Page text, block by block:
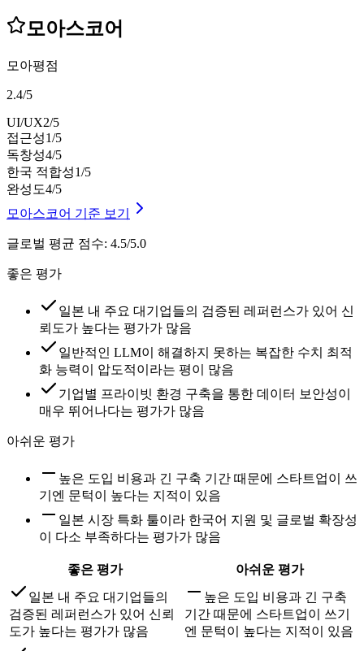
모아스코어
모아평점
2.4/5
UI/UX2/5
접근성1/5
독창성4/5
한국 적합성1/5
완성도4/5
모아스코어 기준 보기
글로벌 평균 점수: 4.5/5.0
좋은 평가
일본 내 주요 대기업들의 검증된 레퍼런스가 있어 신
뢰도가 높다는 평가가 많음
일반적인 LLM이 해결하지 못하는 복잡한 수치 최적
화 능력이 압도적이라는 평이 많음
기업별 프라이빗 환경 구축을 통한 데이터 보안성이
매우 뛰어나다는 평가가 많음
아쉬운 평가
높은 도입 비용과 긴 구축 기간 때문에 스타트업이 쓰
기엔 문턱이 높다는 지적이 있음
일본 시장 특화 툴이라 한국어 지원 및 글로벌 확장성
이 다소 부족하다는 평가가 많음
좋은 평가
아쉬운 평가
일본 내 주요 대기업들의
검증된 레퍼런스가 있어 신뢰
도가 높다는 평가가 많음
높은 도입 비용과 긴 구축
기간 때문에 스타트업이 쓰기
엔 문턱이 높다는 지적이 있음